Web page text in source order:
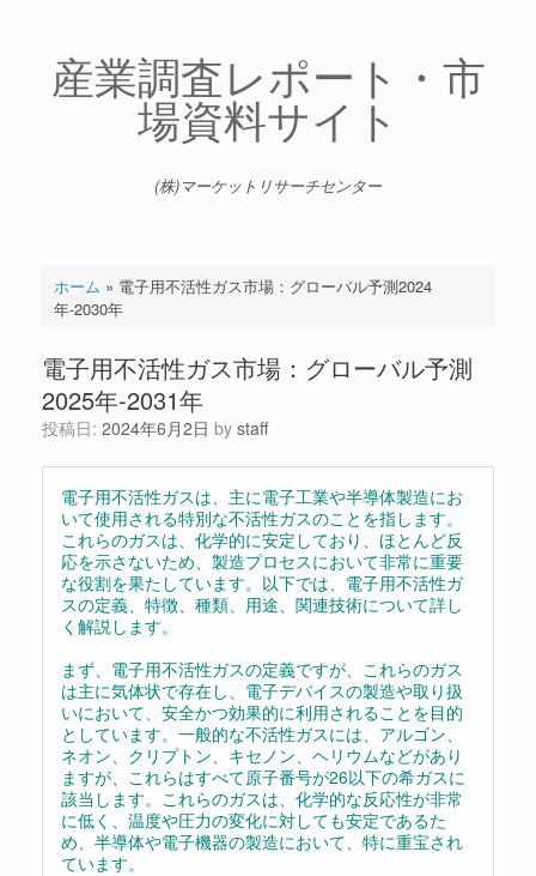
産業調査レポート・市
場資料サイト
(株)マーケットリサーチセンター
ホーム » 電子用不活性ガス市場：グローバル予測2024
年-2030年
電子用不活性ガス市場：グローバル予測
2025年-2031年
投稿日: 2024年6月2日 by staff
電子用不活性ガスは、主に電子工業や半導体製造にお
いて使用される特別な不活性ガスのことを指します。
これらのガスは、化学的に安定しており、ほとんど反
応を示さないため、製造プロセスにおいて非常に重要
な役割を果たしています。以下では、電子用不活性ガ
スの定義、特徴、種類、用途、関連技術について詳し
く解説します。
まず、電子用不活性ガスの定義ですが、これらのガス
は主に気体状で存在し、電子デバイスの製造や取り扱
いにおいて、安全かつ効果的に利用されることを目的
としています。一般的な不活性ガスには、アルゴン、
ネオン、クリプトン、キセノン、ヘリウムなどがあり
ますが、これらはすべて原子番号が26以下の希ガスに
該当します。これらのガスは、化学的な反応性が非常
に低く、温度や圧力の変化に対しても安定であるた
め、半導体や電子機器の製造において、特に重宝され
ています。